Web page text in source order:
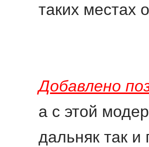
таких местах
Добавлено
а с этой
дальняк так и